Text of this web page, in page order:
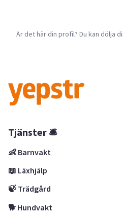
Är det här din profil? Du kan dölja
Tjänster 🛎
👶 Barnvakt
📖 Läxhjälp
🍃 Trädgård
🐕 Hundvakt